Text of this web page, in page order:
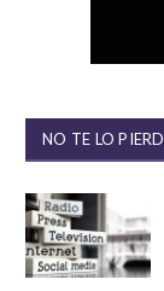
NO TE LO